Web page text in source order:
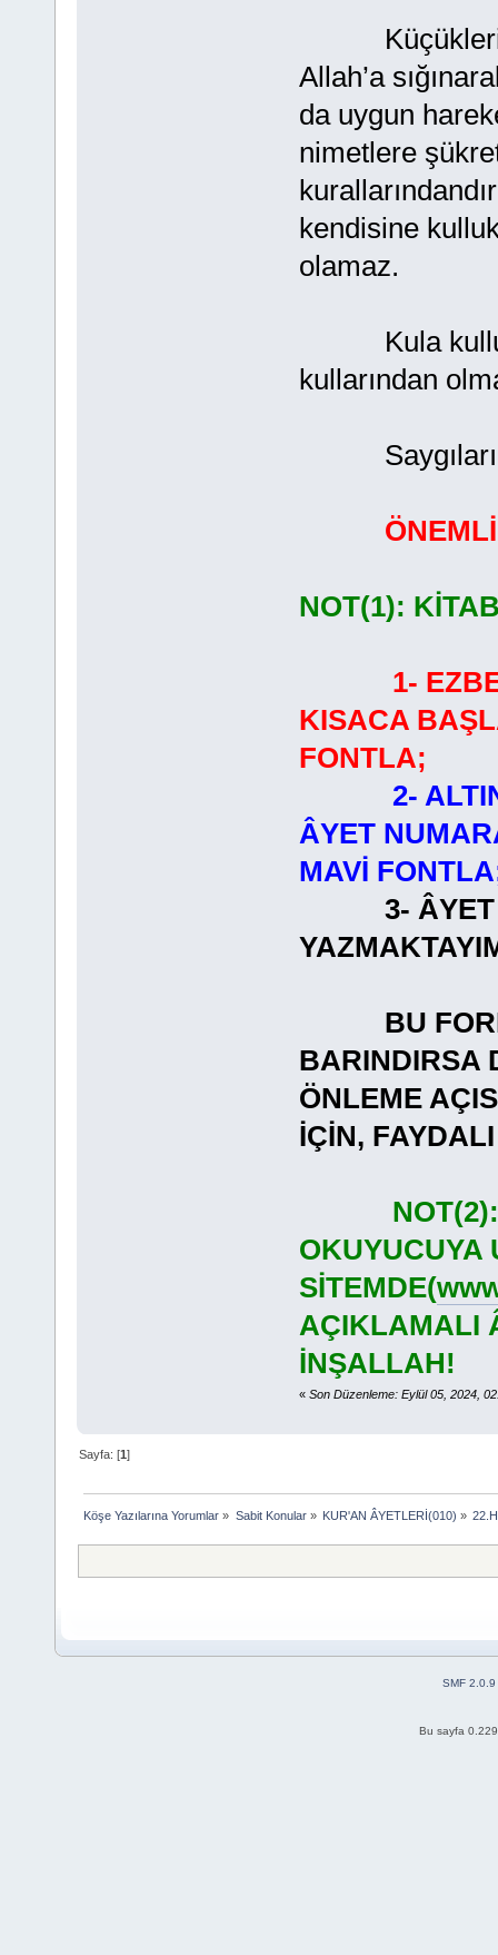
Küçükleri
Allah’a
da uygun
nimetlere
kendisine
olamaz.
Kula kulluk
kullarından
NOT(1):
1-
KISACA
FONTLA;
2-
ÂYET
MAVİ
3-
BU
BARINDIRSA
ÖNLEME
İÇİN,
OKUYUCUYA
SİTEMDE(
AÇIKLAMALI
İNŞALLAH!
« Son Düzenleme: Eylül 05, 2024,
Sayfa: [1]
Köşe Yazılarına Yorumlar » Sabit Konular» KUR'AN ÂYETLERİ(010) »
SMF 2.0.9
Bu sayfa